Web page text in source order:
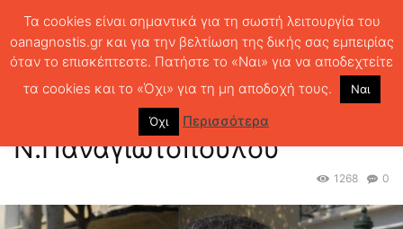
ΚΡΙΤΙΚΕΣ
Η σπείρα της μνήμης του
Ν.Παναγιωτόπουλου
Η σπείρα της μνήμης του
Ν.Παναγιωτόπουλου
0
1268
Τα cookies είναι σημαντικά για τη σωστή λειτουργία του
oanagnostis.gr και για την βελτίωση της δικής σας εμπειρίας
όταν το επισκέπτεστε. Πατήστε το «Ναι» για να αποδεχτείτε
τα cookies και το «Όχι» για τη μη αποδοχή τους.
Ναι
Όχι Περισσότερα